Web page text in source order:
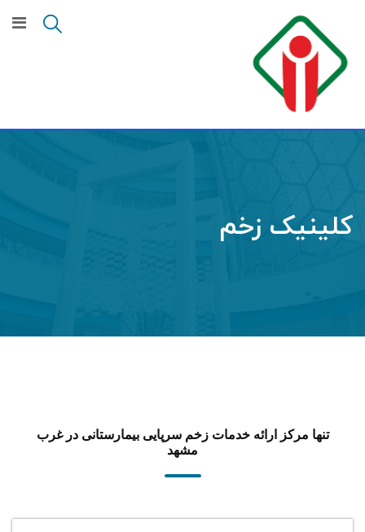
کلینیک زخم
تنها مرکز ارائه خدمات زخم سرپایی بیمارستانی در غرب
مشهد